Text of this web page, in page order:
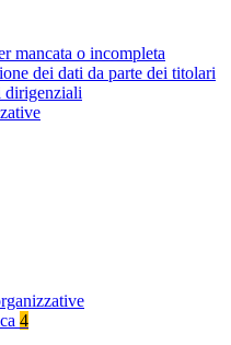
mancata o incompleta
dei dati da parte dei titolari
dirigenziali
4